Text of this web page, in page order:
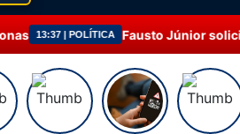
| POLÍTICA Fausto Júnior solicita